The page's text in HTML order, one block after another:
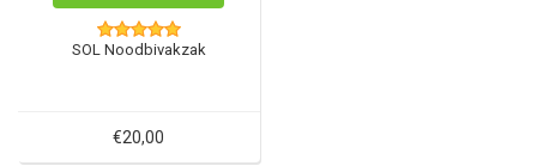
SOL Noodbivakzak
€20,00